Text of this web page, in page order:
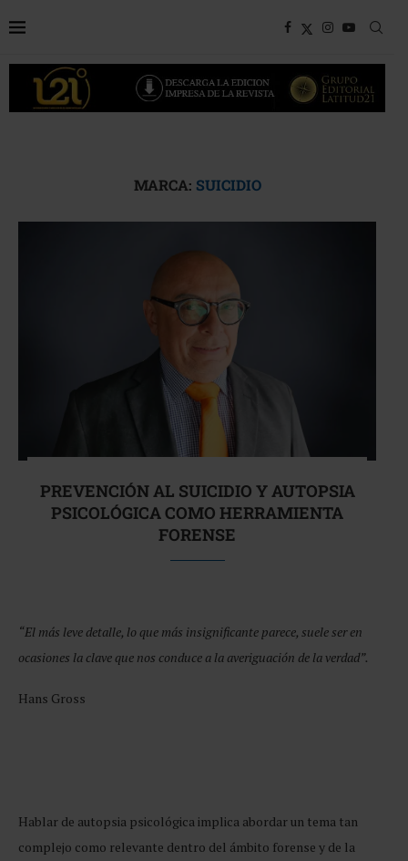
MARCA: SUICIDIO
PREVENCIÓN AL SUICIDIO Y AUTOPSIA
PSICOLÓGICA COMO HERRAMIENTA
FORENSE
“El más leve detalle, lo que más insignificante parece, suele ser en
ocasiones la clave que nos conduce a la averiguación de la verdad”.
Hans Gross
Hablar de autopsia psicológica implica abordar un tema tan
complejo como relevante dentro del ámbito forense y de la